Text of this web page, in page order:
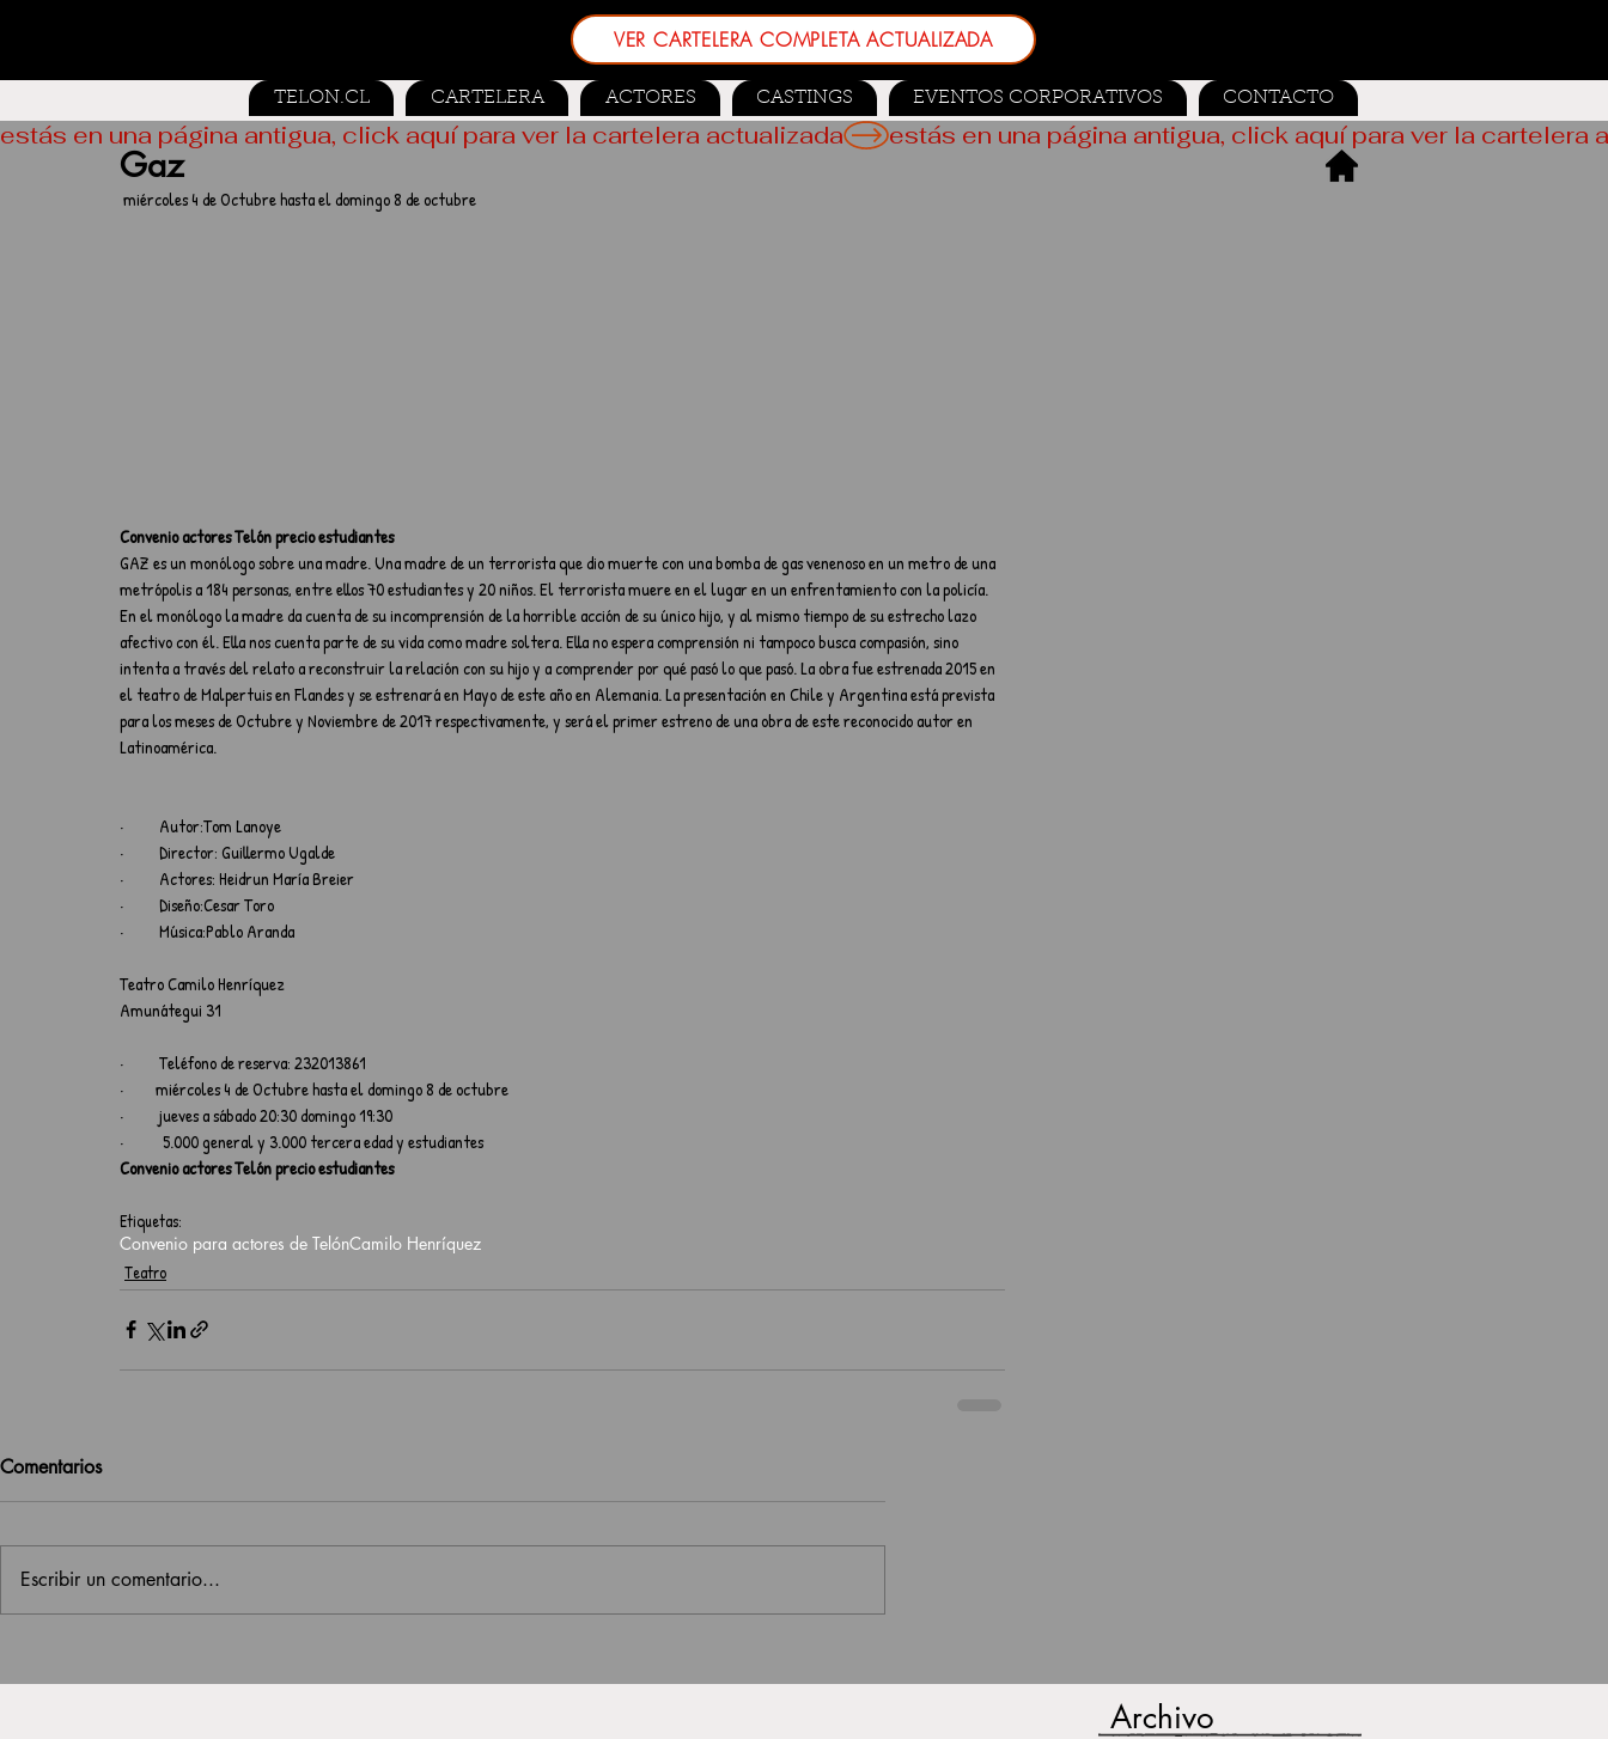
VER CARTELERA COMPLETA ACTUALIZADA
TELON.CL CARTELERA ACTORES CASTINGS EVENTOS CORPORATIVOS CONTACTO
Gaz
miércoles 4 de Octubre hasta el domingo 8 de octubre
Convenio actores Telón precio estudiantes
GAZ es un monólogo sobre una madre. Una madre de un terrorista que dio muerte con una bomba de gas venenoso en un metro de una
metrópolis a 184 personas, entre ellos 70 estudiantes y 20 niños. El terrorista muere en el lugar en un enfrentamiento con la policía.
En el monólogo la madre da cuenta de su incomprensión de la horrible acción de su único hijo, y al mismo tiempo de su estrecho lazo
afectivo con él. Ella nos cuenta parte de su vida como madre soltera. Ella no espera comprensión ni tampoco busca compasión, sino
intenta a través del relato a reconstruir la relación con su hijo y a comprender por qué pasó lo que pasó. La obra fue estrenada 2015 en
el teatro de Malpertuis en Flandes y se estrenará en Mayo de este año en Alemania. La presentación en Chile y Argentina está prevista
para los meses de Octubre y Noviembre de 2017 respectivamente, y será el primer estreno de una obra de este reconocido autor en
Latinoamérica.
·          Autor:Tom Lanoye
·          Director: Guillermo Ugalde
·          Actores: Heidrun María Breier
·          Diseño:Cesar Toro
·          Música:Pablo Aranda
Teatro Camilo Henríquez
Amunátegui 31
·          Teléfono de reserva: 232013861
·         miércoles 4 de Octubre hasta el domingo 8 de octubre
·          jueves a sábado 20:30 domingo 19:30
·           5.000 general y 3.000 tercera edad y estudiantes
Convenio actores Telón precio estudiantes
Etiquetas:
Convenio para actores de TelónCamilo Henríquez
Teatro
Comentarios
Escribir un comentario...
estás en una página antigua, click aquí para ver la cartelera actualizada
Archivo